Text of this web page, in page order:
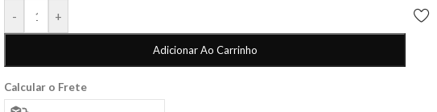
- +
Adicionar Ao Carrinho
Calcular o Frete